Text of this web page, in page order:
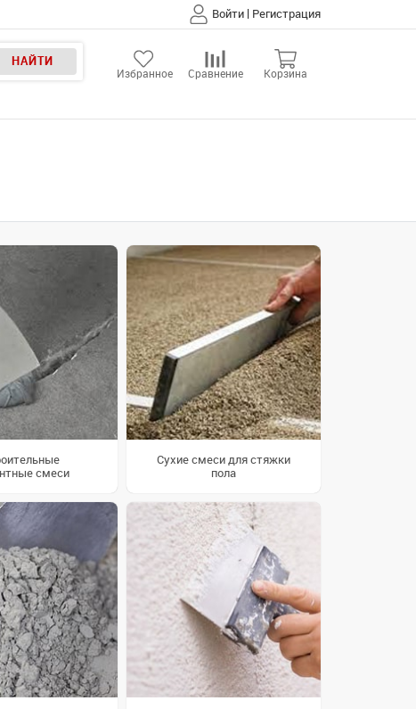
Войти | Регистрация
НАЙТИ
Избранное Сравнение Корзина
смеси
Сухие смеси для стяжки
пола